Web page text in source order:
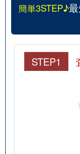
簡単3STEP♪
STEP1